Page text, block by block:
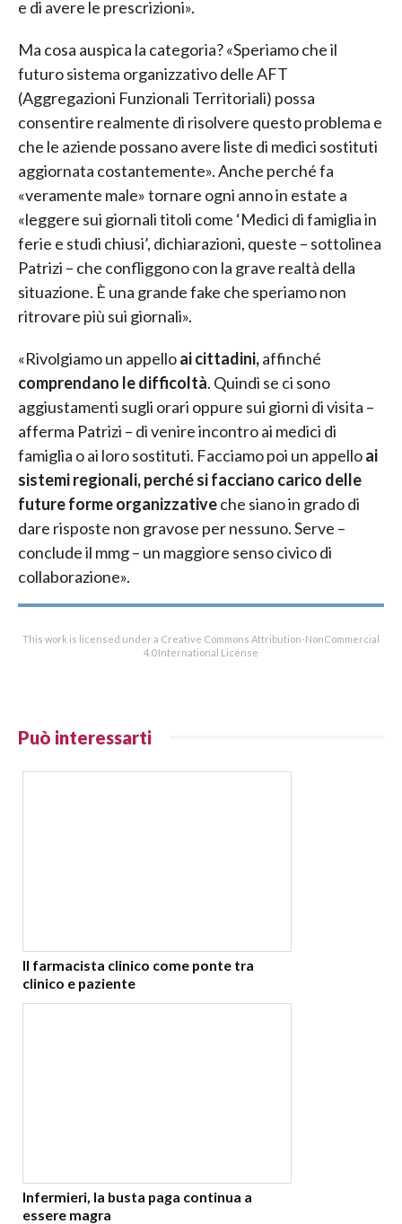
e di avere le prescrizioni».
Ma cosa auspica la categoria? «Speriamo che il
futuro sistema organizzativo delle AFT
(Aggregazioni Funzionali Territoriali) possa
consentire realmente di risolvere questo problema e
che le aziende possano avere liste di medici sostituti
aggiornata costantemente». Anche perché fa
«veramente male» tornare ogni anno in estate a
«leggere sui giornali titoli come ‘Medici di famiglia in
ferie e studi chiusi’, dichiarazioni, queste – sottolinea
Patrizi – che confliggono con la grave realtà della
situazione. È una grande fake che speriamo non
ritrovare più sui giornali».
«Rivolgiamo un appelloai cittadini,affinché
comprendano le difficoltà. Quindi se ci sono
aggiustamenti sugli orari oppure sui giorni di visita –
afferma Patrizi – di venire incontro ai medici di
famiglia o ai loro sostituti. Facciamo poi un appelloai
sistemi regionali, perché si facciano carico delle
future forme organizzativeche siano in grado di
dare risposte non gravose per nessuno. Serve –
conclude il mmg – un maggiore senso civico di
collaborazione».
This work is licensed under a Creative Commons Attribution-NonCommercial
4.0 International License
Può interessarti
Il farmacista clinico come ponte tra
clinico e paziente
Infermieri, la busta paga continua a
essere magra